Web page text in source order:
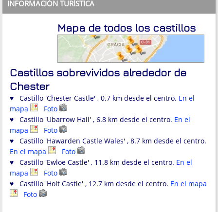
INFORMACIÓN TURÍSTICA
Mapa de todos los castillos
Castillos sobrevividos alrededor de
Chester
♥ Castillo 'Chester Castle' , 0.7 km desde el centro. En el
mapa
Foto
♥ Castillo 'Ubarrow Hall' , 6.8 km desde el centro. En el
mapa
Foto
♥ Castillo 'Hawarden Castle Wales' , 8.7 km desde el centro.
En el mapa
Foto
♥ Castillo 'Ewloe Castle' , 11.8 km desde el centro. En el
mapa
Foto
♥ Castillo 'Holt Castle' , 12.7 km desde el centro. En el mapa
Foto